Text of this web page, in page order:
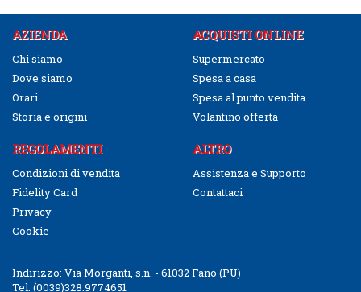
AZIENDA
Chi siamo
Dove siamo
Orari
Storia e origini
ACQUISTI ONLINE
Supermercato
Spesa a casa
Spesa al punto vendita
Volantino offerta
REGOLAMENTI
Condizioni di vendita
Fidelity Card
Privacy
Cookie
ALTRO
Assistenza e Supporto
Contattaci
Indirizzo: Via Morganti, s.n. - 61032 Fano (PU)
Tel: (0039)328.9774651